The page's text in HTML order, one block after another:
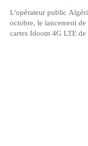
L'opérateur public
octobre, le lancement
cartes Idoom 4G LTE de